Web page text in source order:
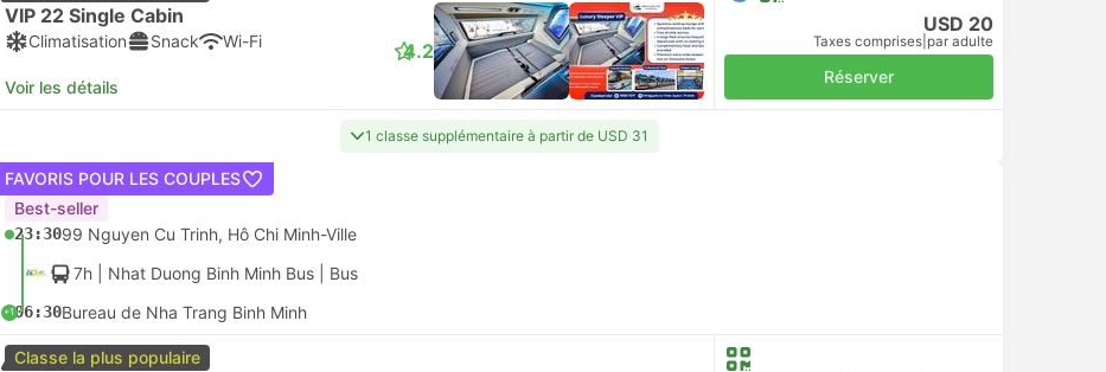
VIP 22 Single Cabin
Climatisation Snack Wi-Fi
Voir les détails
4.2
USD 20
Taxes comprises par adulte
Réserver
1 classe supplémentaire à partir de USD 31
FAVORIS POUR LES COUPLES
Best-seller
23:3099 Nguyen Cu Trinh, Hô Chi Minh-Ville
7h | Nhat Duong Binh Minh Bus Bus
+106:30Bureau de Nha Trang Binh Minh
Classe la plus populaire